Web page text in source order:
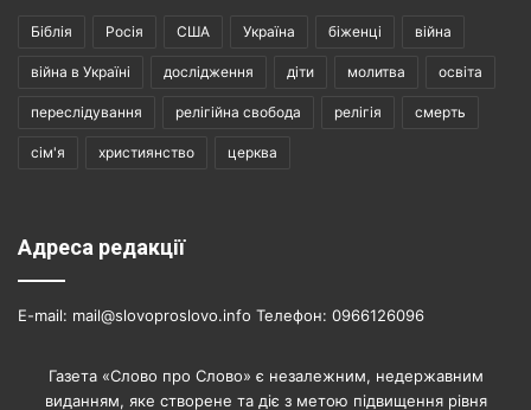
Біблія Росія США Україна біженці війна
війна в Україні дослідження діти молитва освіта
переслідування релігійна свобода релігія смерть
сім'я християнство церква
Адреса редакції
E-mail: mail@slovoproslovo.info Телефон: 0966126096
Газета «Слово про Слово» є незалежним, недержавним
виданням, яке створене та діє з метою підвищення рівня